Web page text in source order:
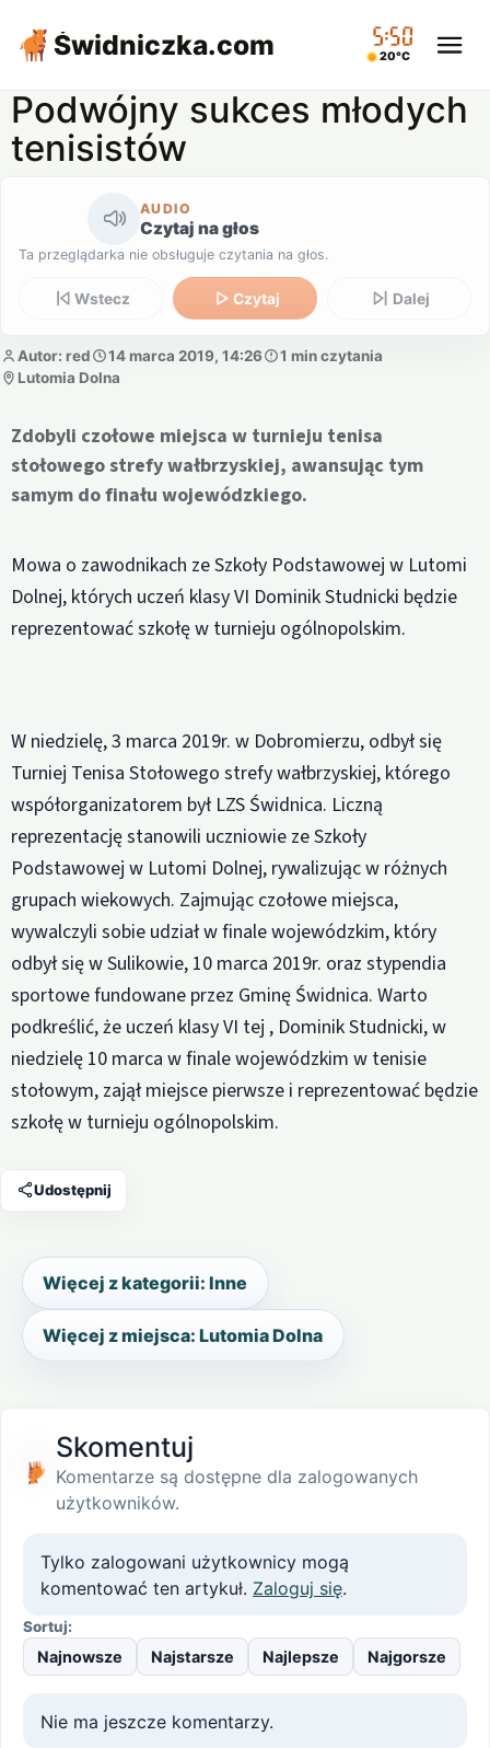
Świdniczka.com 05:50
20°C
Podwójny sukces młodych
tenisistów
AUDIO
Czytaj na głos
Ta przeglądarka nie obsługuje czytania na głos.
Wstecz Czytaj Dalej
Autor: red 14 marca 2019, 14:26
1 min czytania
Lutomia Dolna
Zdobyli czołowe miejsca w turnieju tenisa
stołowego strefy wałbrzyskiej, awansując tym
samym do finału wojewódzkiego.
Mowa o zawodnikach ze Szkoły Podstawowej w Lutomi
Dolnej, których uczeń klasy VI Dominik Studnicki będzie
reprezentować szkołę w turnieju ogólnopolskim.
W niedzielę, 3 marca 2019r. w Dobromierzu, odbył się
Turniej Tenisa Stołowego strefy wałbrzyskiej, którego
współorganizatorem był LZS Świdnica. Liczną
reprezentację stanowili uczniowie ze Szkoły
Podstawowej w Lutomi Dolnej, rywalizując w różnych
grupach wiekowych. Zajmując czołowe miejsca,
wywalczyli sobie udział w finale wojewódzkim, który
odbył się w Sulikowie, 10 marca 2019r. oraz stypendia
sportowe fundowane przez Gminę Świdnica. Warto
podkreślić, że uczeń klasy VI tej , Dominik Studnicki, w
niedzielę 10 marca w finale wojewódzkim w tenisie
stołowym, zajął miejsce pierwsze i reprezentować będzie
szkołę w turnieju ogólnopolskim.
Udostępnij
Więcej z kategorii: Inne
Więcej z miejsca: Lutomia Dolna
Skomentuj
Komentarze są dostępne dla zalogowanych
użytkowników.
Tylko zalogowani użytkownicy mogą
komentować ten artykuł. Zaloguj się.
Sortuj:
Najnowsze Najstarsze Najlepsze Najgorsze
Nie ma jeszcze komentarzy.